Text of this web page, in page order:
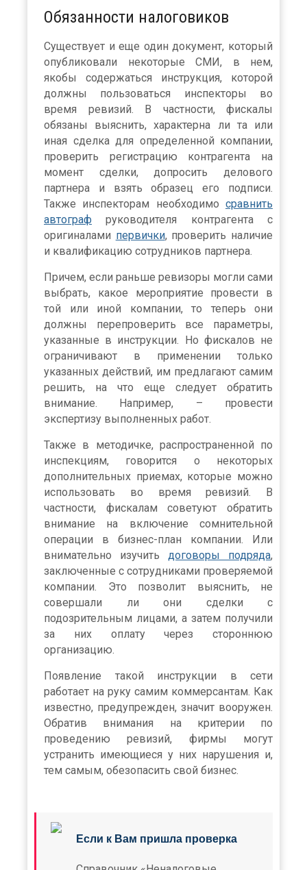
Обязанности налоговиков
Существует и еще один документ, который
опубликовали некоторые СМИ, в нем,
якобы содержаться инструкция, которой
должны пользоваться инспекторы во
время ревизий. В частности, фискалы
обязаны выяснить, характерна ли та или
иная сделка для определенной компании,
проверить регистрацию контрагента на
момент сделки, допросить делового
партнера и взять образец его подписи.
Также инспекторам необходимо сравнить
автограф руководителя контрагента с
оригиналами первички, проверить наличие
и квалификацию сотрудников партнера.
Причем, если раньше ревизоры могли сами
выбрать, какое мероприятие провести в
той или иной компании, то теперь они
должны перепроверить все параметры,
указанные в инструкции. Но фискалов не
ограничивают в применении только
указанных действий, им предлагают самим
решить, на что еще следует обратить
внимание. Например, – провести
экспертизу выполненных работ.
Также в методичке, распространенной по
инспекциям, говорится о некоторых
дополнительных приемах, которые можно
использовать во время ревизий. В
частности, фискалам советуют обратить
внимание на включение сомнительной
операции в бизнес-план компании. Или
внимательно изучить договоры подряда,
заключенные с сотрудниками проверяемой
компании. Это позволит выяснить, не
совершали ли они сделки с
подозрительным лицами, а затем получили
за них оплату через стороннюю
организацию.
Появление такой инструкции в сети
работает на руку самим коммерсантам. Как
известно, предупрежден, значит вооружен.
Обратив внимания на критерии по
проведению ревизий, фирмы могут
устранить имеющиеся у них нарушения и,
тем самым, обезопасить свой бизнес.
Если к Вам пришла проверка